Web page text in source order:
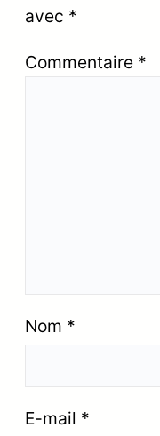
avec *
Commentaire *
Nom *
E-mail *